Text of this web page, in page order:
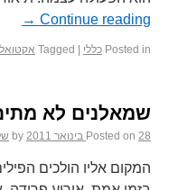
Continue reading
→
Posted in כללי Tagged
שמאלנים לא
Posted on 28 בינואר 2011 by
המקום אליו הולכים